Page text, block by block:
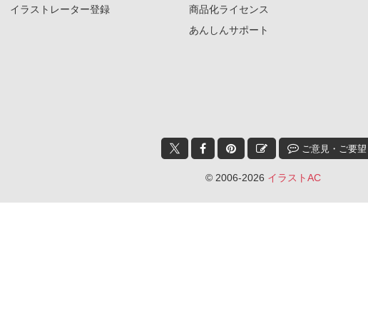
イラストレーター登録
商品化ライセンス
あんしんサポート
ご意見・ご要望
© 2006-2026 イラストAC